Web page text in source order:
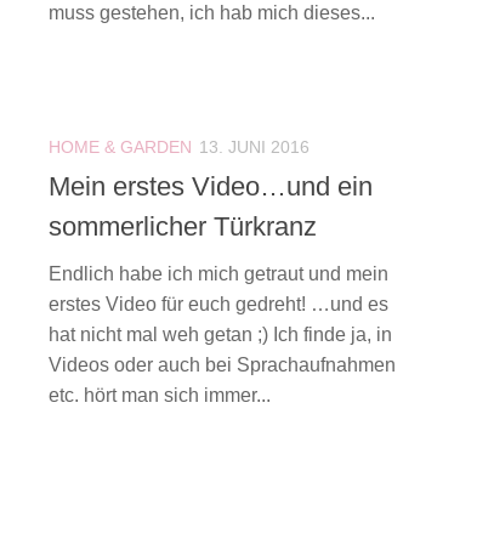
muss gestehen, ich hab mich dieses...
HOME & GARDEN 13. JUNI 2016
Mein erstes Video…und ein
sommerlicher Türkranz
Endlich habe ich mich getraut und mein
erstes Video für euch gedreht! …und es
hat nicht mal weh getan ;) Ich finde ja, in
Videos oder auch bei Sprachaufnahmen
etc. hört man sich immer...